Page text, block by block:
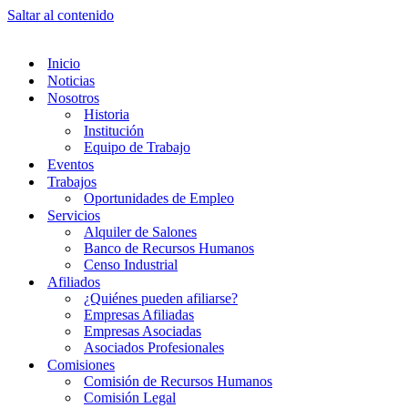
Saltar al contenido
Inicio
Noticias
Nosotros
Historia
Institución
Equipo de Trabajo
Eventos
Trabajos
Oportunidades de Empleo
Servicios
Alquiler de Salones
Banco de Recursos Humanos
Censo Industrial
Afiliados
¿Quiénes pueden afiliarse?
Empresas Afiliadas
Empresas Asociadas
Asociados Profesionales
Comisiones
Comisión de Recursos Humanos
Comisión Legal